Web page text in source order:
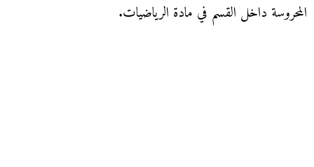
المحروسة داخل القسم في مادة الرياضيات.